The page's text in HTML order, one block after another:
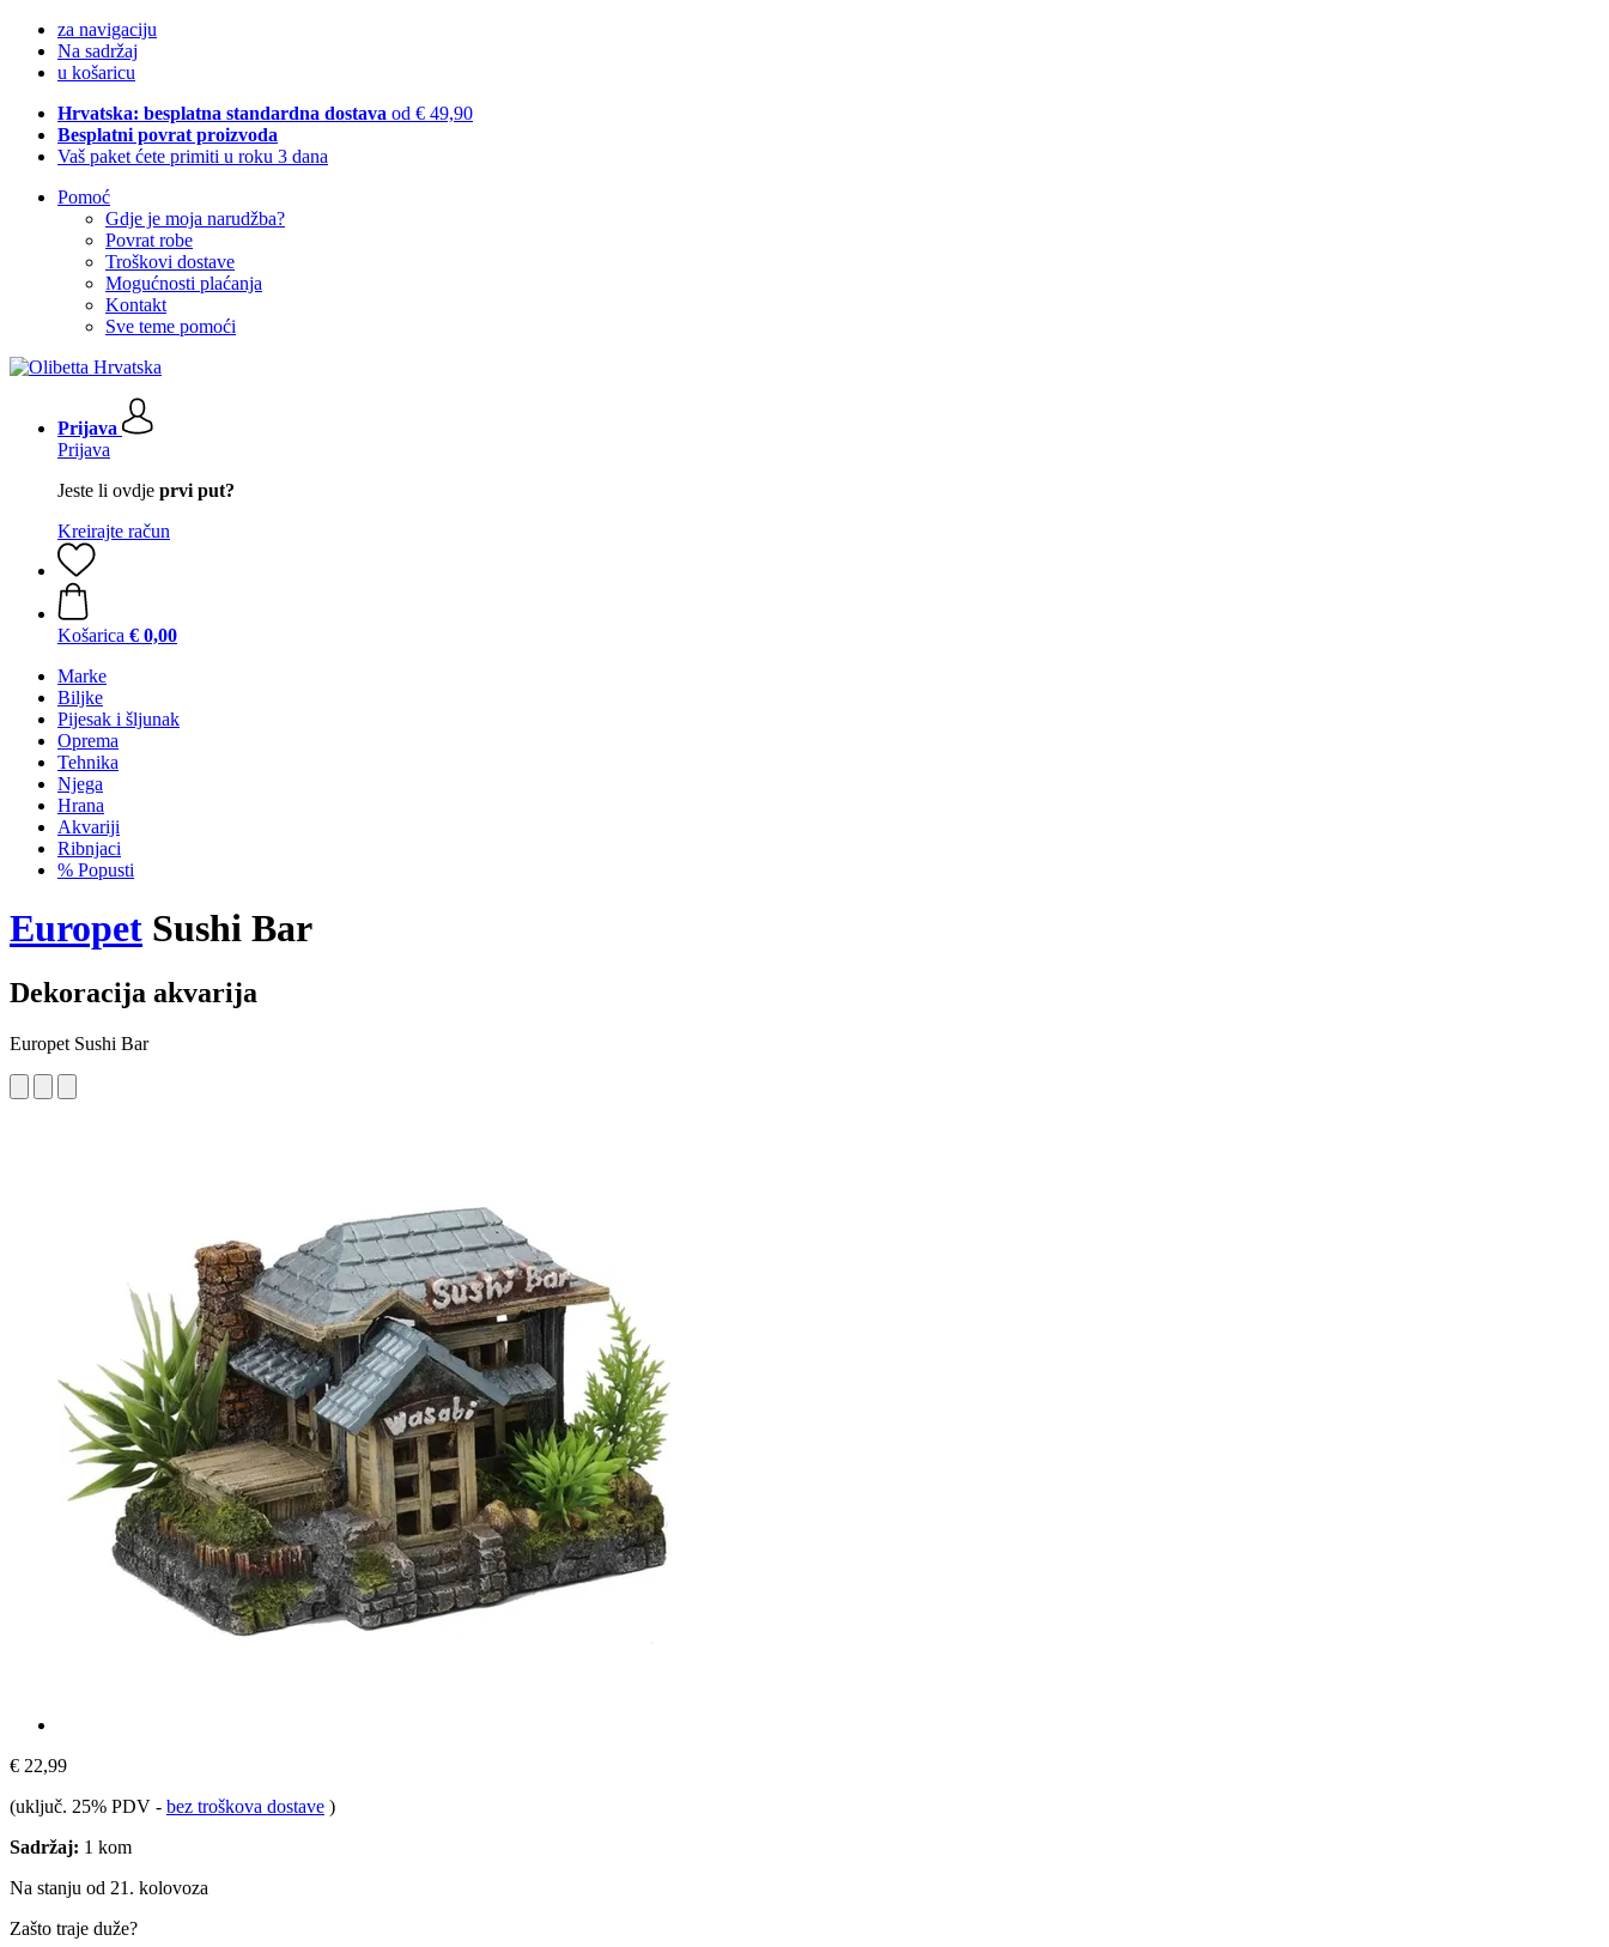
za navigaciju
Na sadržaj
u košaricu
Hrvatska: besplatna standardna dostava od € 49,90
Besplatni povrat proizvoda
Vaš paket ćete primiti u roku 3 dana
Pomoć
Gdje je moja narudžba?
Povrat robe
Troškovi dostave
Mogućnosti plaćanja
Kontakt
Sve teme pomoći
Prijava
Prijava
Jeste li ovdje prvi put?
Kreirajte račun
Košarica € 0,00
Marke
Biljke
Pijesak i šljunak
Oprema
Tehnika
Njega
Hrana
Akvariji
Ribnjaci
% Popusti
Europet Sushi Bar
Dekoracija akvarija
Europet Sushi Bar
€ 22,99
(uključ. 25% PDV - bez troškova dostave )
Sadržaj: 1 kom
Na stanju od 21. kolovoza
Zašto traje duže?